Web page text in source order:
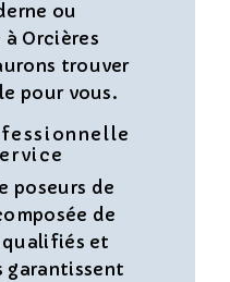
ou
Orcières
trouver
pour vous.
poseurs de
de
qualifiés et
garantissent